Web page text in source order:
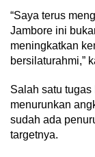
“Saya terus
Jambore ini
meningkatkan
bersilaturahmi,”
Salah satu
menurunkan
sudah ada
targetnya.